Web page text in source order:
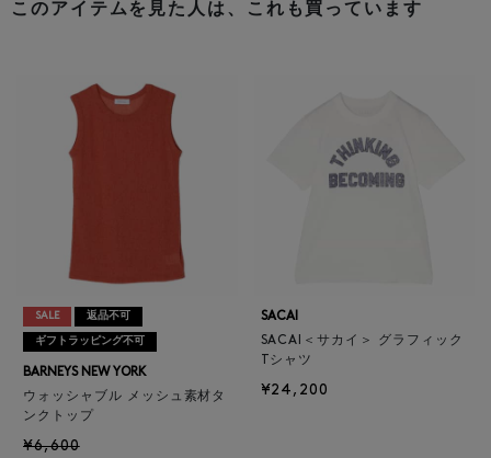
このアイテムを見た人は、これも買っています
SALE 返品不可
ギフトラッピング不可
BARNEYS NEW YORK
ウォッシャブル メッシュ素材タ
ンクトップ
¥6,600
SACAI
SACAI＜サカイ＞ グラフィック
Tシャツ
¥24,200